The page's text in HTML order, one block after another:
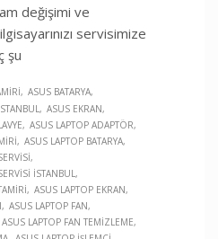
değişimi ve
servisimize
şu
ASUS BATARYA
ASUS EKRAN
ASUS LAPTOP ADAPTÖR
ASUS LAPTOP BATARYA
İSTANBUL
ASUS LAPTOP EKRAN
ASUS LAPTOP FAN
ASUS LAPTOP FAN TEMIZLEME